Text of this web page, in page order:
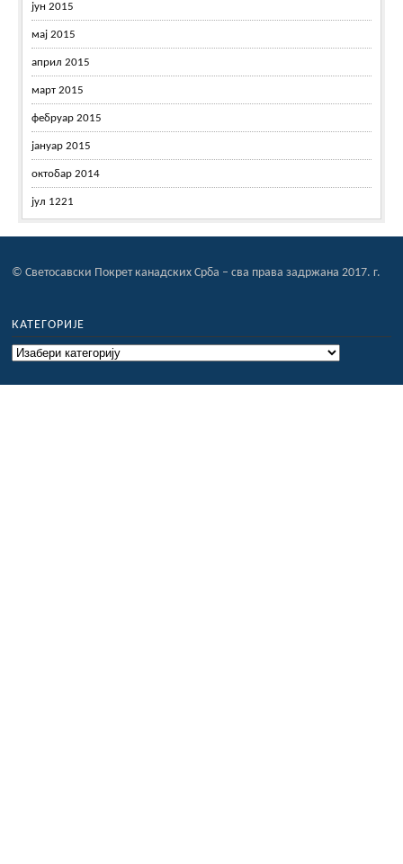
јун 2015
мај 2015
април 2015
март 2015
фебруар 2015
јануар 2015
октобар 2014
јул 1221
© Светосавски Покрет канадских Срба – сва права задржана 2017. г.
КАТЕГОРИЈЕ
Категорије